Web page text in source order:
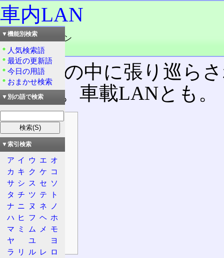
車内LAN
読み：しゃないラン
品詞：名詞
自動車 の中に張り巡ら
のこと。車載LANとも。
目次
概要
特徴
分類
種類
適用
主流など
制御系
情報系
▼機能別検索
人気検索語
最近の更新語
今日の用語
おまかせ検索
▼別の語で検索
▼索引検索
ア イ ウ エ オ
カ キ ク ケ コ
サ シ ス セ ソ
タ チ ツ テ
ト
ナ ニ ヌ ネ
ノ
ハ ヒ フ ヘ ホ
マ ミ ム メ
モ
ヤ
ユ
ヨ
ラ
リ ル レ ロ